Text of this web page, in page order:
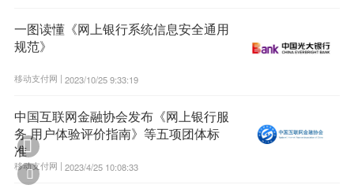
一图读懂《网上银行系统信息安全通用
规范》
移动支付网 | 2023/10/25 9:33:19
中国互联网金融协会发布《网上银行服
务 用户体验评价指南》等五项团体标
准
移动支付网 | 2023/4/25 10:08:33

